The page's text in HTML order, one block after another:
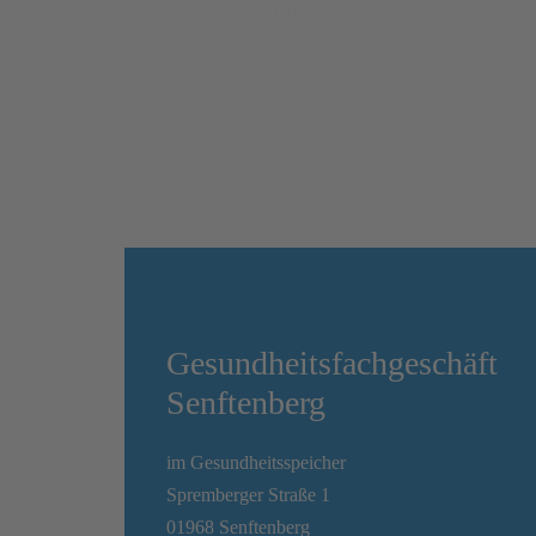
Gesundheits­fachgeschäft
Senftenberg
im Gesundheitsspeicher
Spremberger Straße 1
01968 Senftenberg